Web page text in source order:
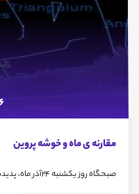
16
مقارنه ی ماه و خوشه پروین
صبحگاه روز یکشنبه 24آذر ماه، پدیده زیبای مقارنه ماه با خوشه پروین رخ خواهد داد